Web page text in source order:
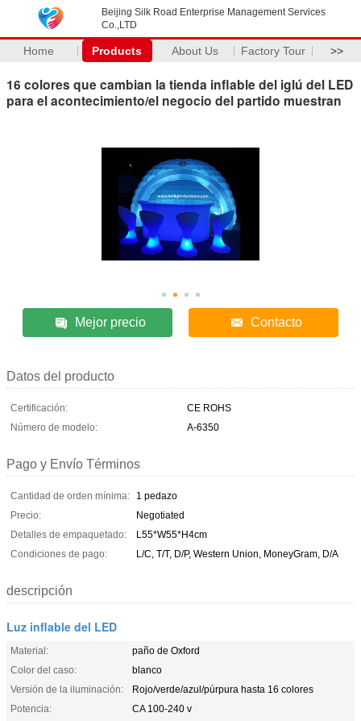
Beijing Silk Road Enterprise Management Services
Co.,LTD
Home Products About Us Factory Tour >>
16 colores que cambian la tienda inflable del iglú del LED
para el acontecimiento/el negocio del partido muestran
Mejor precio Contacto
Datos del producto
Certificación:
CE ROHS
Número de modelo:
A-6350
Pago y Envío Términos
Cantidad de orden mínima:
1 pedazo
Precio:
Negotiated
Detalles de empaquetado:
L55*W55*H4cm
Condiciones de pago:
L/C, T/T, D/P, Western Union, MoneyGram, D/A
descripción
Luz inflable del LED
Material:
paño de Oxford
Color del caso:
blanco
Versión de la iluminación:
Rojo/verde/azul/púrpura hasta 16 colores
Potencia:
CA 100-240 v